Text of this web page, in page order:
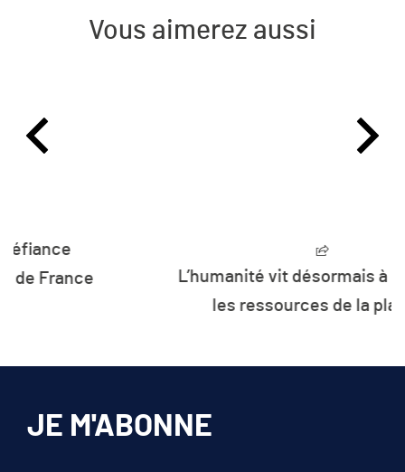
Vous aimerez aussi
L’humanité vit désormais à crédit sur
les ressources de la planète